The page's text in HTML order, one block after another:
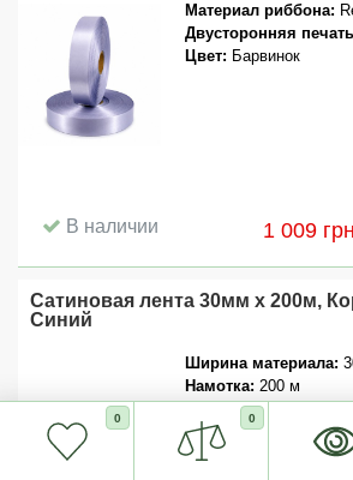
0 0
Материал риббона:
Двусторонняя
Цвет: Барвинок
В наличии 1 009
Сатиновая лента 30мм x 200м,
Синий
Ширина материала:
Намотка: 200 м
Диаметр втулки:
Материал риббона:
Двусторонняя